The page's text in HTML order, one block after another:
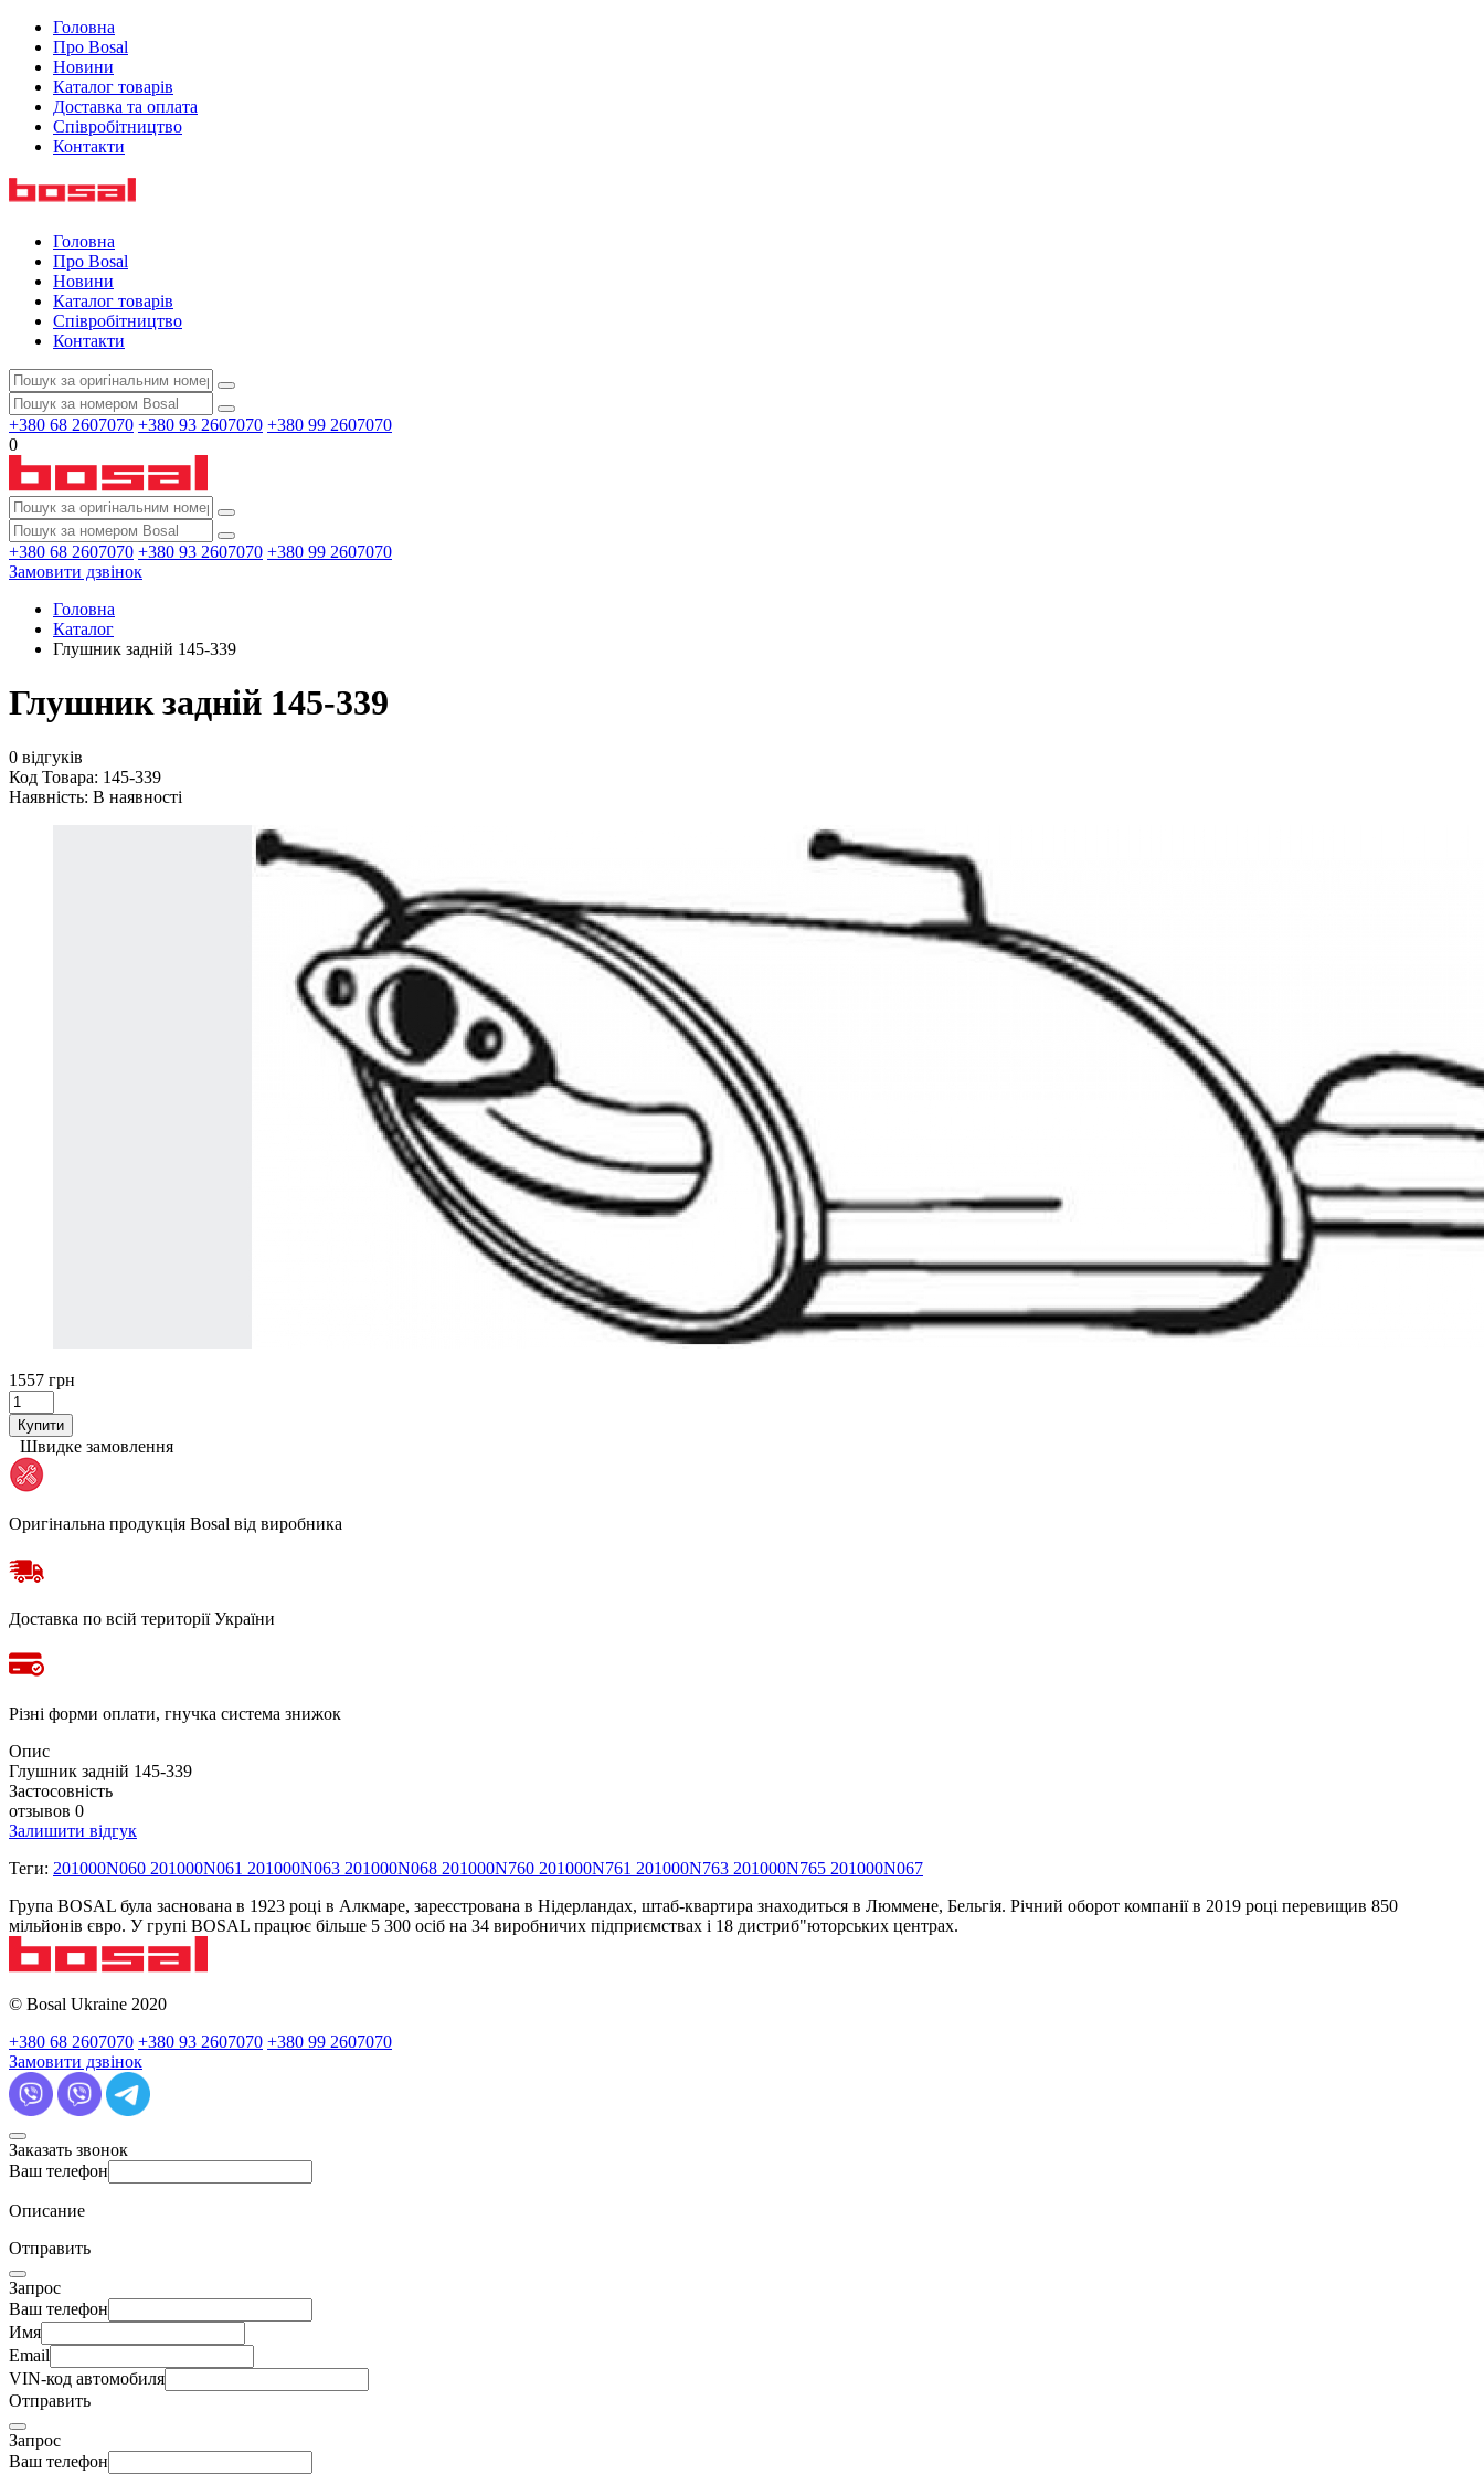
Головна
Про Bosal
Новини
Каталог товарів
Доставка та оплата
Співробітництво
Контакти
Головна
Про Bosal
Новини
Каталог товарів
Співробітництво
Контакти
+380 68 2607070 +380 93 2607070 +380 99 2607070
0
+380 68 2607070 +380 93 2607070 +380 99 2607070
Замовити дзвінок
Головна
Каталог
Глушник задній 145-339
Глушник задній 145-339
0 відгуків
Код Товара: 145-339
Наявність: В наявності
1557 грн
Купити
Швидке замовлення
Оригінальна продукція Bosal від виробника
Доставка по всій території України
Різні форми оплати, гнучка система знижок
Опис
Глушник задній 145-339
Застосовність
отзывов 0
Залишити відгук
Теги: 201000N060 201000N061 201000N063 201000N068 201000N760 201000N761 201000N763 201000N765 201000N067
Група BOSAL була заснована в 1923 році в Алкмаре, зареєстрована в Нідерландах, штаб-квартира знаходиться в Люммене, Бельгія. Річний оборот компанії в 2019 році перевищив 850
мільйонів євро. У групі BOSAL працює більше 5 300 осіб на 34 виробничих підприємствах і 18 дистриб"юторських центрах.
© Bosal Ukraine 2020
+380 68 2607070 +380 93 2607070 +380 99 2607070
Замовити дзвінок
Заказать звонок
Ваш телефон
Описание
Отправить
Запрос
Ваш телефон
Имя
Email
VIN-код автомобиля
Отправить
Запрос
Ваш телефон